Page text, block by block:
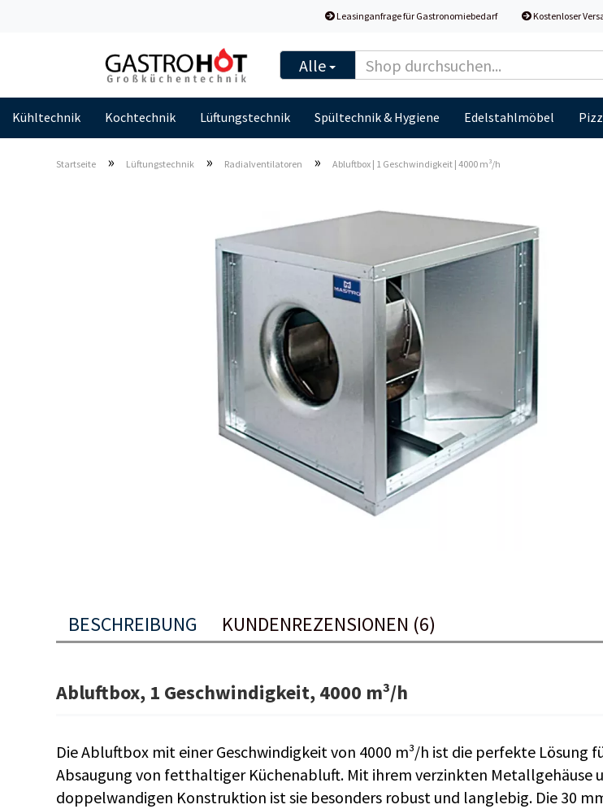
Leasinganfrage für Gastronomiebedarf Kostenloser
Alle
Kühltechnik Kochtechnik Lüftungstechnik Spültechnik & Hygiene Edelstahlmöbel
Startseite » Lüftungstechnik » Radialventilatoren » Abluftbox | 1 Geschwindigkeit | 4000 m³/h
BESCHREIBUNG KUNDENREZENSIONEN (6)
Abluftbox, 1 Geschwindigkeit, 4000 m³/h
Die Abluftbox mit einer Geschwindigkeit von 4000 m³/h ist die perfekte Lösung
Absaugung von fetthaltiger Küchenabluft. Mit ihrem verzinkten Metallgehäuse
doppelwandigen Konstruktion ist sie besonders robust und langlebig. Die 30